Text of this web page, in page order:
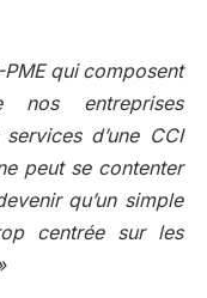
PME qui composent
entreprises
d’une CCI
peut se contenter
qu’un simple
centrée sur les